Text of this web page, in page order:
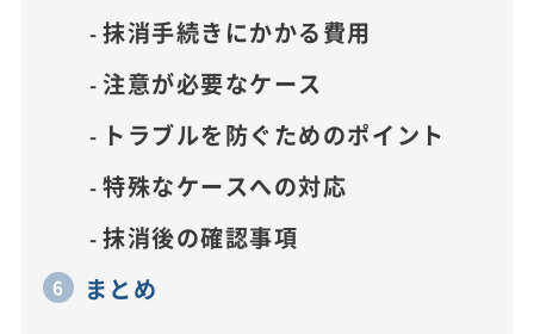
抹消手続きにかかる費用
注意が必要なケース
トラブルを防ぐためのポイント
特殊なケースへの対応
抹消後の確認事項
まとめ